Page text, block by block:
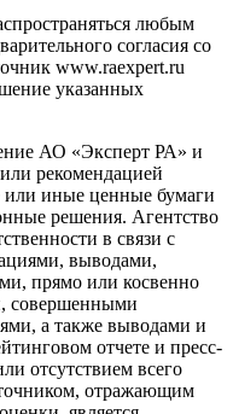
любым
согласия со
www.raexpert.ru
указанных
АО «Эксперт РА» и
рекомендацией
или иные ценные бумаги
решения. Агентство
в связи с
выводами,
прямо или косвенно
совершенными
а также выводами и
отчете и пресс-
отсутствием всего
отражающим